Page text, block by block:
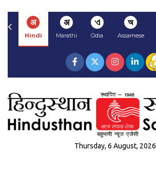
अ
Hindi
अ
Marathi
ଏ
Odia
অ
Assamese
Thursday, 6 August, 2026